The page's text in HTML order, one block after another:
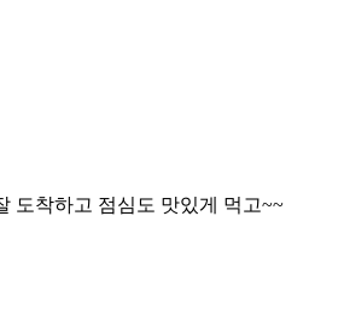
도착하고 점심도 맛있게 먹고~~